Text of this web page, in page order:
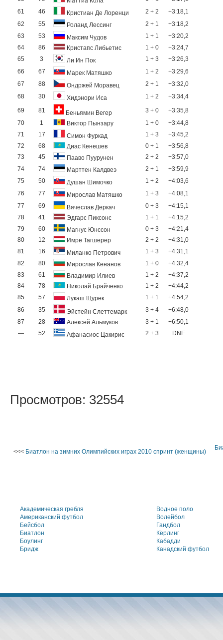
61
46 Кристиан Де Лоренци 2 + 2
+3:18,1
62
55 Роланд Лессинг 2 + 1
+3:18,2
63
53 Максим Чудов 1 + 1
+3:20,2
64
86 Кристапс Либьетис 1 + 0
+3:24,7
65
3 Ли Ин Пок 1 + 3
+3:26,3
66
67 Марек Матяшко 1 + 2
+3:29,6
67
88 Ондржей Моравец 2 + 1
+3:32,0
68
30 Хидэнори Иса 1 + 2
+3:34,4
69
81 Беньямин Вегер 3 + 0
+3:35,8
70
1 Виктор Пынзару 1 + 0
+3:44,8
71
17 Симон Фуркад 1 + 3
+3:45,2
72
68 Диас Кенешев 0 + 1
+3:56,8
73
45 Пааво Пуурунен 2 + 2
+3:57,0
74
74 Марттен Калдвеэ 2 + 1
+3:59,9
75
50 Душан Шимочко 1 + 2
+4:03,6
76
77 Мирослав Матяшко 1 + 3
+4:08,1
77
69 Вячеслав Деркач 0 + 3
+4:15,1
78
41 Эдгарс Пиксонс 1 + 1
+4:15,2
79
60 Магнус Юнссон 0 + 3
+4:21,4
80
12 Имре Тагшерер 2 + 2
+4:31,0
81
16 Миланко Петрович 1 + 3
+4:31,1
82
80 Мирослав Кенанов 1 + 0
+4:32,4
83
61 Владимир Илиев 1 + 2
+4:37,2
84
78 Николай Брайченко 1 + 2
+4:44,2
85
57 Лукаш Щурек 1 + 1
+4:54,2
86
35 Эйстейн Слеттемарк 3 + 4
+6:48,0
87
28 Алексей Альмуков 3 + 1
+6:50,1
—
52 Афанасиос Цакирис 2 + 3 DNF
Просмотров: 32554
<<< Биатлон на зимних Олимпийских играх 2010 спринт (женщины)
Академическая гребля
Американский футбол
Бейсбол
Биатлон
Боулинг
Бридж
Водное поло
Волейбол
Гандбол
Кёрлинг
Кабадди
Канадский футбол